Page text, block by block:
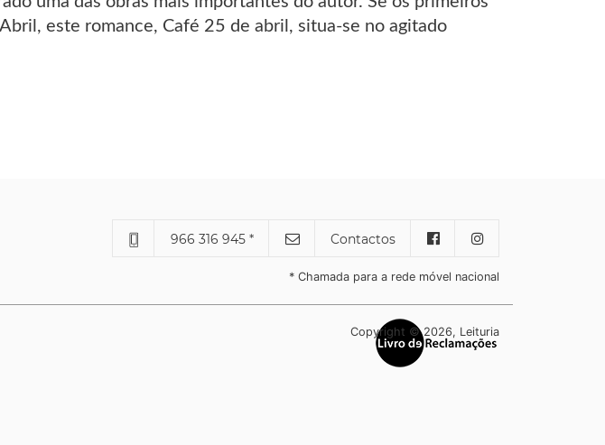
este romance, Café 25 de abril, situa-se no agitado
966 316 945 * Contactos
* Chamada para a rede móvel nacional
Copyright © 2026, Leituria